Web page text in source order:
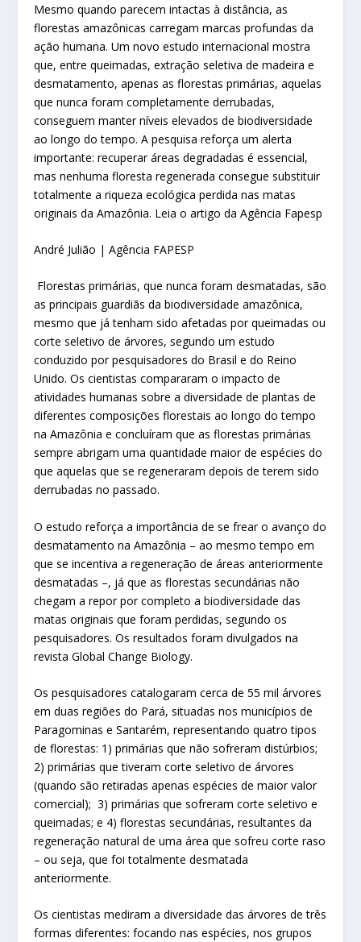
Mesmo quando parecem intactas à distância, as
florestas amazônicas carregam marcas profundas da
ação humana. Um novo estudo internacional mostra
que, entre queimadas, extração seletiva de madeira e
desmatamento, apenas as florestas primárias, aquelas
que nunca foram completamente derrubadas,
conseguem manter níveis elevados de biodiversidade
ao longo do tempo. A pesquisa reforça um alerta
importante: recuperar áreas degradadas é essencial,
mas nenhuma floresta regenerada consegue substituir
totalmente a riqueza ecológica perdida nas matas
originais da Amazônia. Leia o artigo da Agência Fapesp
André Julião | Agência FAPESP
Florestas primárias, que nunca foram desmatadas, são
as principais guardiãs da biodiversidade amazônica,
mesmo que já tenham sido afetadas por queimadas ou
corte seletivo de árvores, segundo um estudo
conduzido por pesquisadores do Brasil e do Reino
Unido. Os cientistas compararam o impacto de
atividades humanas sobre a diversidade de plantas de
diferentes composições florestais ao longo do tempo
na Amazônia e concluíram que as florestas primárias
sempre abrigam uma quantidade maior de espécies do
que aquelas que se regeneraram depois de terem sido
derrubadas no passado.
O estudo reforça a importância de se frear o avanço do
desmatamento na Amazônia – ao mesmo tempo em
que se incentiva a regeneração de áreas anteriormente
desmatadas –, já que as florestas secundárias não
chegam a repor por completo a biodiversidade das
matas originais que foram perdidas, segundo os
pesquisadores. Os resultados foram divulgados na
revista Global Change Biology.
Os pesquisadores catalogaram cerca de 55 mil árvores
em duas regiões do Pará, situadas nos municípios de
Paragominas e Santarém, representando quatro tipos
de florestas: 1) primárias que não sofreram distúrbios;
2) primárias que tiveram corte seletivo de árvores
(quando são retiradas apenas espécies de maior valor
comercial); 3) primárias que sofreram corte seletivo e
queimadas; e 4) florestas secundárias, resultantes da
regeneração natural de uma área que sofreu corte raso
– ou seja, que foi totalmente desmatada
anteriormente.
Os cientistas mediram a diversidade das árvores de três
formas diferentes: focando nas espécies, nos grupos